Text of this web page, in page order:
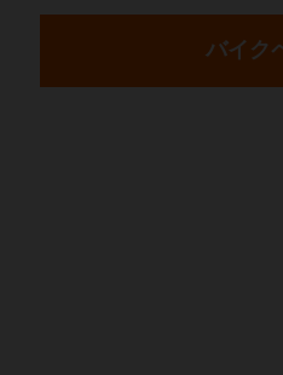
バイク